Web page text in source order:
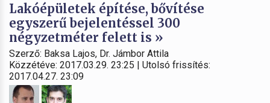
Lakóépületek építése, bővítése
egyszerű bejelentéssel 300
négyzetméter felett is »
Szerző: Baksa Lajos, Dr. Jámbor Attila
Közzétéve: 2017.03.29. 23:25 | Utolsó frissítés:
2017.04.27. 23:09